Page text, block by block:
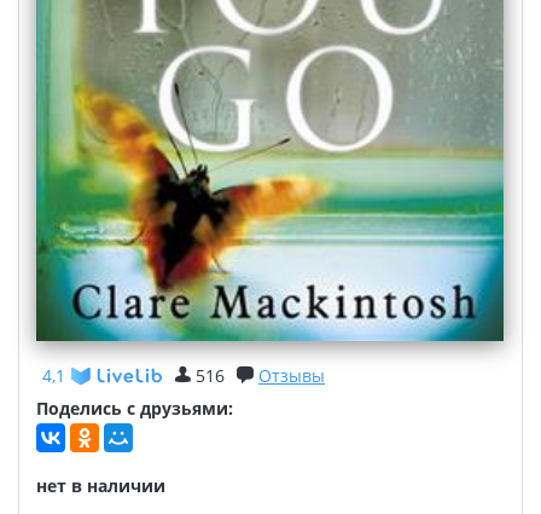
4,1 516
Отзывы
Поделись с друзьями:
нет в наличии